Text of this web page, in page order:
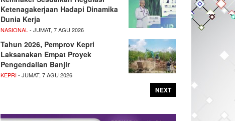
Ketenagakerjaan Hadapi Dinamika
Dunia Kerja
NASIONAL - JUMAT, 7 AGU 2026
Tahun 2026, Pemprov Kepri
Laksanakan Empat Proyek
Pengendalian Banjir
KEPRI- JUMAT, 7 AGU 2026
NEXT